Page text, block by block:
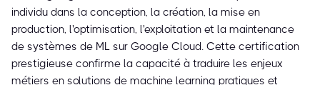
individu dans la conception, la création, la mise en
production, l'optimisation, l'exploitation et la maintenance
de systèmes de ML sur Google Cloud. Cette certification
prestigieuse confirme la capacité à traduire les enjeux
métiers en solutions de machine learning pratiques et